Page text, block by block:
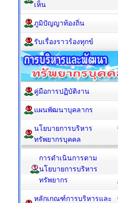
เห็น
ภูมิปัญญาท้องถิ่น
รับเรื่องราวร้องทุกข์
คู่มือการปฏิบัติงาน
แผนพัฒนาบุคลากร
นโยบายการบริหาร
ทรัพยากรบุคคล
การดำเนินการตาม
นโยบายการบริหาร
ทรัพยากร
หลักเกณฑ์การบริหารและ